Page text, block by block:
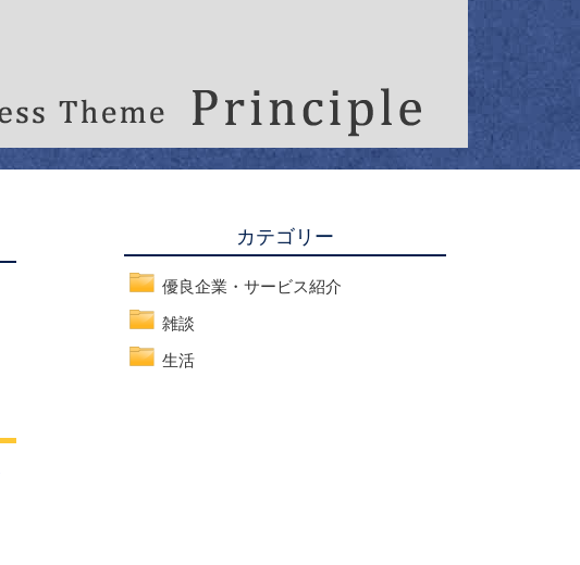
カテゴリー
優良企業・サービス紹介
雑談
生活